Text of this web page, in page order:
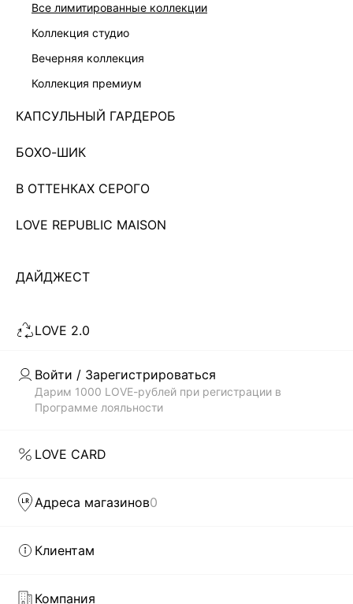
все лимитированные коллекции
коллекция студио
вечерняя коллекция
коллекция премиум
КАПСУЛЬНЫЙ ГАРДЕРОБ
БОХО-ШИК
В ОТТЕНКАХ СЕРОГО
LOVE REPUBLIC MAISON
ДАЙДЖЕСТ
LOVE 2.0
Войти / Зарегистрироваться
Дарим 1000 LOVE-рублей при регистрации в
Программе лояльности
LOVE CARD
Адреса магазинов0
Клиентам
Компания
КОЛЛЕКЦИЯ СТУДИО
Скачать
КАТАЛОГ
КОМПАНИЯ
КЛИЕНТАМ
ЛИЧНЫЙ КАБИНЕТ